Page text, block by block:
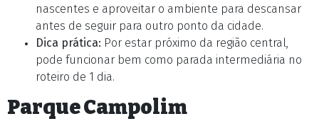
nascentes e aproveitar o ambiente para descansar
antes de seguir para outro ponto da cidade.
Dica prática: Por estar próximo da região central,
pode funcionar bem como parada intermediária no
roteiro de 1 dia.
Parque Campolim